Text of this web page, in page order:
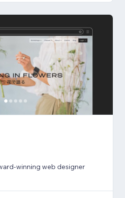
winning web designer